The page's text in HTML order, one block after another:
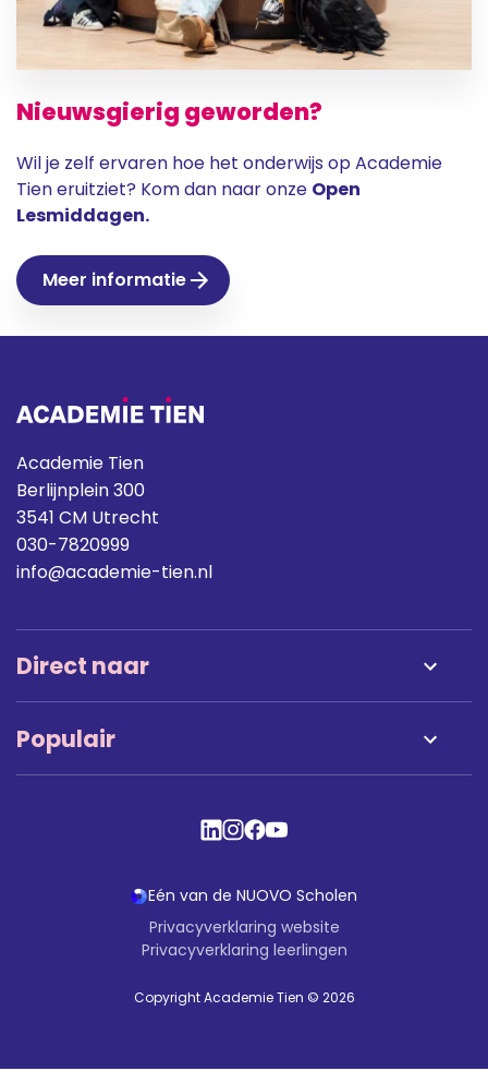
Nieuwsgierig geworden?
Wil je zelf ervaren hoe het onderwijs op Academie
Tien eruitziet? Kom dan naar onze Open
Lesmiddagen.
Meer informatie
Academie Tien
Berlijnplein 300
3541 CM Utrecht
030-7820999
info@academie-tien.nl
Direct naar
Schoolgids
Burgerschapslab
Populair
Eén van de NUOVO Scholen
Privacyverklaring website
Privacyverklaring leerlingen
Copyright Academie Tien © 2026